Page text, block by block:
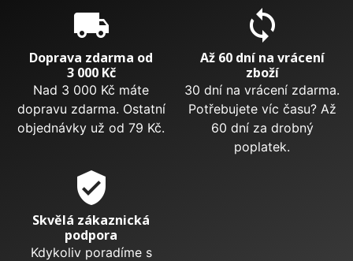
local_shipping
Doprava zdarma od
3 000 Kč
Nad 3 000 Kč máte
dopravu zdarma. Ostatní
objednávky už od 79 Kč.
sync
Až 60 dní na vrácení
zboží
30 dní na vrácení zdarma.
Potřebujete víc času? Až
60 dní za drobný
poplatek.
verified_user
Skvělá zákaznická
podpora
Kdykoliv poradíme s